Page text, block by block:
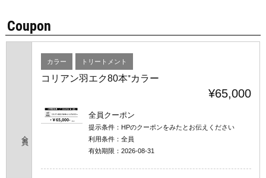
Coupon
カラー トリートメント
コリアン羽エク80本⁺カラー
¥65,000
全員クーポン
提示条件： HPのクーポンをみたとお伝えください
利用条件： 全員
有効期限： 2026-08-31